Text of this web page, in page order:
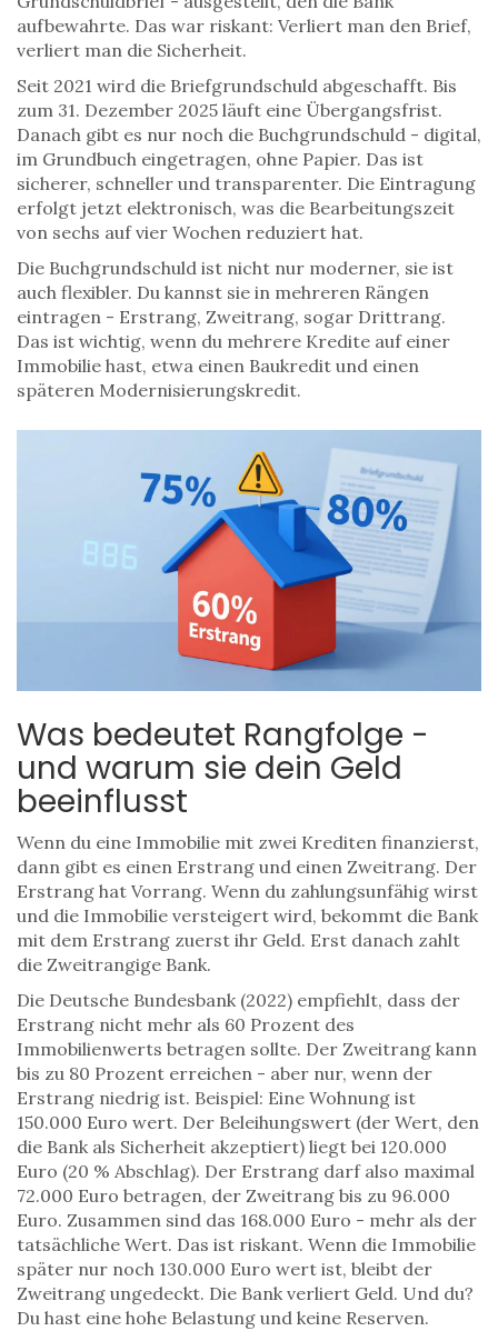
aufbewahrte. Das war riskant: Verliert man den Brief,
verliert man die Sicherheit.
Seit 2021 wird die Briefgrundschuld abgeschafft. Bis
zum 31. Dezember 2025 läuft eine Übergangsfrist.
Danach gibt es nur noch die Buchgrundschuld - digital,
im Grundbuch eingetragen, ohne Papier. Das ist
sicherer, schneller und transparenter. Die Eintragung
erfolgt jetzt elektronisch, was die Bearbeitungszeit
von sechs auf vier Wochen reduziert hat.
Die Buchgrundschuld ist nicht nur moderner, sie ist
auch flexibler. Du kannst sie in mehreren Rängen
eintragen - Erstrang, Zweitrang, sogar Drittrang.
Das ist wichtig, wenn du mehrere Kredite auf einer
Immobilie hast, etwa einen Baukredit und einen
späteren Modernisierungskredit.
Was bedeutet Rangfolge -
und warum sie dein Geld
beeinflusst
Wenn du eine Immobilie mit zwei Krediten finanzierst,
dann gibt es einen Erstrang und einen Zweitrang. Der
Erstrang hat Vorrang. Wenn du zahlungsunfähig wirst
und die Immobilie versteigert wird, bekommt die Bank
mit dem Erstrang zuerst ihr Geld. Erst danach zahlt
die Zweitrangige Bank.
Die Deutsche Bundesbank (2022) empfiehlt, dass der
Erstrang nicht mehr als 60 Prozent des
Immobilienwerts betragen sollte. Der Zweitrang kann
bis zu 80 Prozent erreichen - aber nur, wenn der
Erstrang niedrig ist. Beispiel: Eine Wohnung ist
150.000 Euro wert. Der Beleihungswert (der Wert, den
die Bank als Sicherheit akzeptiert) liegt bei 120.000
Euro (20 % Abschlag). Der Erstrang darf also maximal
72.000 Euro betragen, der Zweitrang bis zu 96.000
Euro. Zusammen sind das 168.000 Euro - mehr als der
tatsächliche Wert. Das ist riskant. Wenn die Immobilie
später nur noch 130.000 Euro wert ist, bleibt der
Zweitrang ungedeckt. Die Bank verliert Geld. Und du?
Du hast eine hohe Belastung und keine Reserven.